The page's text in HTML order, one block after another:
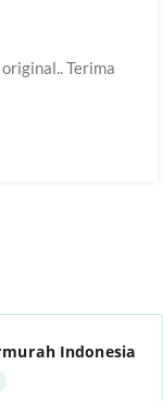
Terima
Indonesia